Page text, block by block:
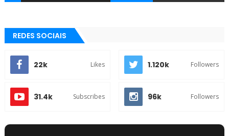
REDES SOCIAIS
22k Likes 1.120k Followers
31.4k Subscribes 96k Followers